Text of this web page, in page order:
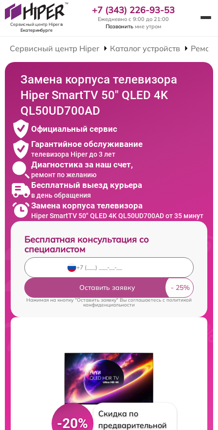
Сервисный центр Hiperв
Екатеринбурге
+7 (343) 226-93-53
Ежедневно с 9:00 до 21:00
Позвонить мне утром
Сервисный центр Hiper Каталог устройств
Замена корпуса телевизора
Hiper SmartTV 50" QLED 4K
QL50UD700AD
Официальный сервис
Гарантийное обслуживание
телевизора Hiper до 3 лет
Диагностика за наш счет,
ремонт по желанию
Бесплатный выезд курьера
в день обращения
Замена корпуса телевизора
Hiper SmartTV 50" QLED 4K QL50UD700AD от 35 минут
Бесплатная консультация со
специалистом
Оставить заявку
Нажимая на кнопку "Оставить заявку" Вы соглашаетесь cполитикой
конфиденциальности
-20%
Скидка по
предварительной